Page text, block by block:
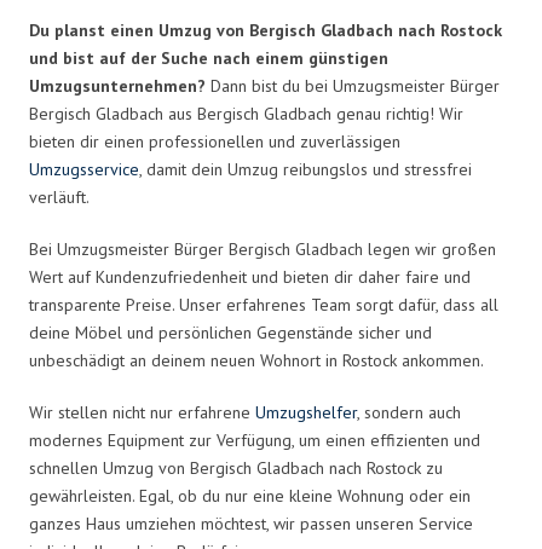
Du planst einen Umzug von Bergisch Gladbach nach Rostock
und bist auf der Suche nach einem günstigen
Umzugsunternehmen? Dann bist du bei Umzugsmeister Bürger
Bergisch Gladbach aus Bergisch Gladbach genau richtig! Wir
bieten dir einen professionellen und zuverlässigen
Umzugsservice, damit dein Umzug reibungslos und stressfrei
verläuft.
Bei Umzugsmeister Bürger Bergisch Gladbach legen wir großen
Wert auf Kundenzufriedenheit und bieten dir daher faire und
transparente Preise. Unser erfahrenes Team sorgt dafür, dass all
deine Möbel und persönlichen Gegenstände sicher und
unbeschädigt an deinem neuen Wohnort in Rostock ankommen.
Wir stellen nicht nur erfahrene Umzugshelfer, sondern auch
modernes Equipment zur Verfügung, um einen effizienten und
schnellen Umzug von Bergisch Gladbach nach Rostock zu
gewährleisten. Egal, ob du nur eine kleine Wohnung oder ein
ganzes Haus umziehen möchtest, wir passen unseren Service